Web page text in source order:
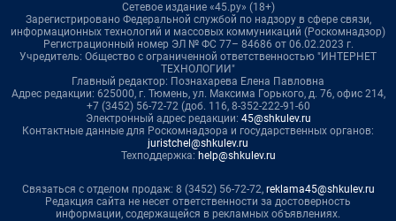
Сетевое издание «45.ру» (18+)
Зарегистрировано Федеральной службой по надзору в сфере связи,
информационных технологий и массовых коммуникаций (Роскомнадзор)
Регистрационный номер ЭЛ № ФС 77– 84686 от 06.02.2023 г.
Учредитель: Общество с ограниченной ответственностью "ИНТЕРНЕТ
ТЕХНОЛОГИИ"
Главный редактор: Познахарева Елена Павловна
Адрес редакции: 625000, г. Тюмень, ул. Максима Горького, д. 76, офис 214,
+7 (3452) 56-72-72 (доб. 116, 8-352-222-91-60
Электронный адрес редакции: 45@shkulev.ru
Контактные данные для Роскомнадзора и государственных органов:
juristchel@shkulev.ru
Техподдержка: help@shkulev.ru
Связаться с отделом продаж: 8 (3452) 56-72-72, reklama45@shkulev.ru
Редакция сайта не несет ответственности за достоверность
информации, содержащейся в рекламных объявлениях.